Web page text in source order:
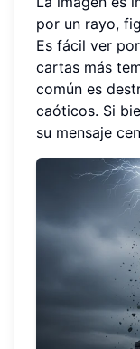
por un rayo,
Es fácil ver
cartas más
común es
caóticos. Si
su mensaje